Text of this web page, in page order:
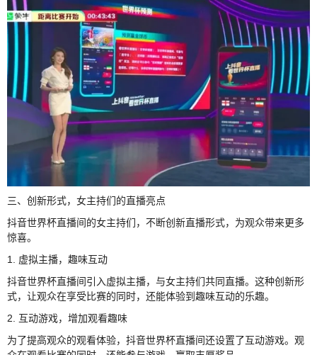
三、创新形式，女主持们的直播亮点
抖音世界杯直播间的女主持们，不断创新直播形式，为观众带来更多
惊喜。
1. 虚拟主播，趣味互动
抖音世界杯直播间引入虚拟主播，与女主持们共同直播。这种创新形
式，让观众在享受比赛的同时，还能体验到趣味互动的乐趣。
2. 互动游戏，增加观看趣味
为了提高观众的观看体验，抖音世界杯直播间还设置了互动游戏。观